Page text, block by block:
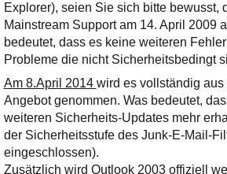
Explorer), seien Sie sich bitte bewusst,
Mainstream Support am 14. April 2009
bedeutet, dass es keine weiteren
Probleme die nicht Sicherheitsbedingt
Am 8.April 2014 wird es vollständig aus
Angebot genommen. Was bedeutet,
weiteren Sicherheits-Updates mehr
der Sicherheitsstufe des Junk-E-Mail-
eingeschlossen).
Zusätzlich wird Outlook 2003 offiziell